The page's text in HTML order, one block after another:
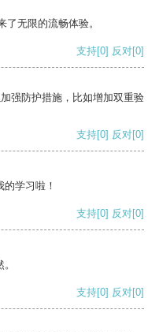
无限的流畅体验。
支持[0] 反对[0]
强防护措施，比如增加双重验
支持[0] 反对[0]
学习啦！
支持[0] 反对[0]
支持[0] 反对[0]